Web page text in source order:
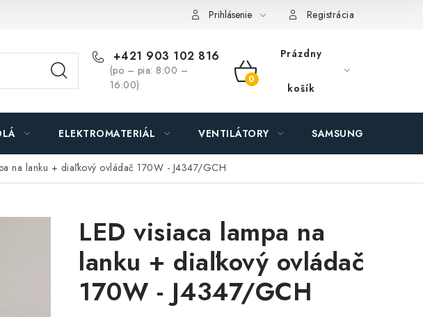
údajov O nás - MEGALED & JANTON Zákamenné Zľavy pre profíkov
Prihlásenie Registrácia
+421 903 102 816
(po – pia: 8:00 –
16:00)
NÁKUPNÝ
KOŠÍK
Prázdny
košík
ELEKTROMATERIÁL VENTILÁTORY SAMSUNG SVIETIDLÁ
na lanku + diaľkový ovládač 170W - J4347/GCH
LED visiaca lampa na
lanku + diaľkový ovládač
170W - J4347/GCH